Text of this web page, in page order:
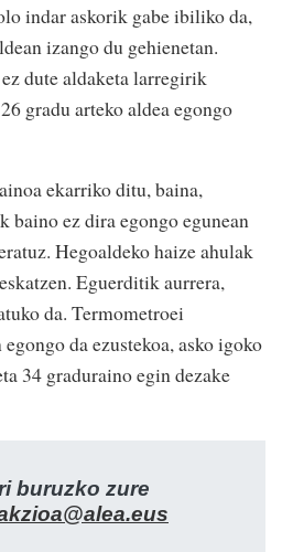
indar askorik gabe ibiliko da,
izango du gehienetan.
dute aldaketa larregirik
gradu arteko aldea egongo
ekarriko ditu, baina,
baino ez dira egongo egunean
Hegoaldeko haize ahulak
Eguerditik aurrera,
da. Termometroei
da ezustekoa, asko igoko
34 graduraino egin dezake
buruzko zure